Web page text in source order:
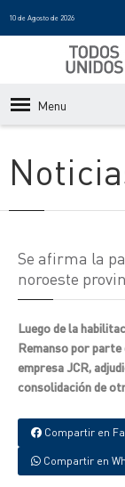
10 de Agosto de 2026
Menu
Se afirma la
noroeste
Luego de la
Remanso por
empresa JCR,
consolidación de
Compartir en
Compartir en